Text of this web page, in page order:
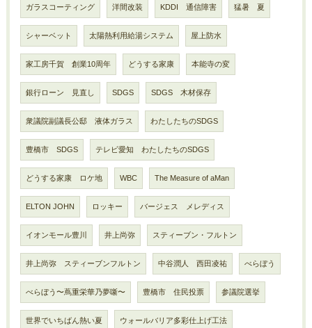
ガラスコーティング 洋間改装 KDDI 通信障害 猛暑 夏
シャーベット 太陽熱利用給湯システム 屋上防水
家工房千賀 創業10周年 どうする家康 本能寺の変
銀行ローン 見直し SDGS SDGS 木材保存
衆議院副議長公邸 液体ガラス わたしたちのSDGS
豊橋市 SDGS テレビ愛知 わたしたちのSDGS
どうする家康 ロケ地 WBC The Measure of aMan
ELTON JOHN ロッキー バージェス メレディス
イオンモール豊川 井上尚弥 スティーブン・フルトン
井上尚弥 スティーブンフルトン 中谷潤人 西田凌祐 べらぼう
べらぼう〜蔦重栄華乃夢噺〜 豊橋市 住民投票 参議院選挙
世界でいちばん熱い夏 ウォールバリア多彩仕上げ工法